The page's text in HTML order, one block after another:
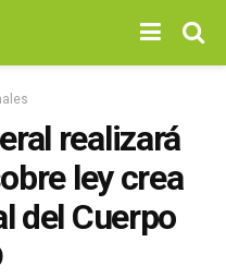
realizará
ley crea
del Cuerpo